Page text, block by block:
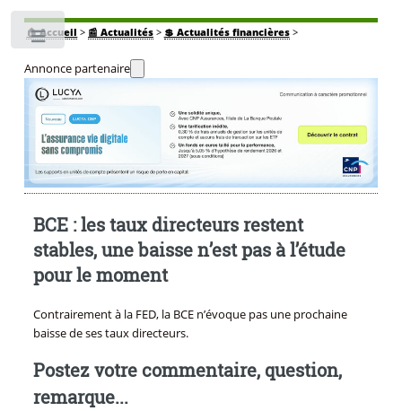
🏠Accueil > 📰 Actualités> 💲 Actualités financières>
Annonce partenaire
BCE : les taux directeurs restent
stables, une baisse n’est pas à l’étude
pour le moment
Contrairement à la FED, la BCE n’évoque pas une prochaine
baisse de ses taux directeurs.
Postez votre commentaire, question,
remarque...
Toggle